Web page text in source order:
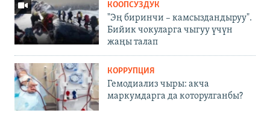
КООПСУЗДУК
"Эң биринчи – камсыздандыруу".
Бийик чокуларга чыгуу үчүн
жаңы талап
КОРРУПЦИЯ
Гемодиализ чыры: акча
маркумдарга да которулганбы?